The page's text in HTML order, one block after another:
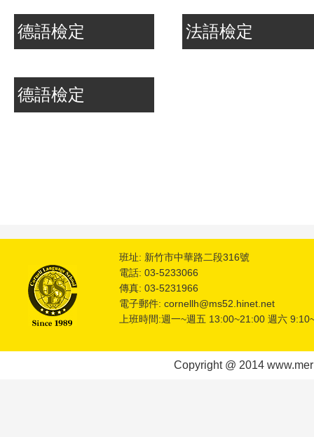
德語檢定 法語檢定
德語檢定
班址: 新竹市中華路二段316號
電話: 03-5233066
傳真: 03-5231966
電子郵件: cornellh@ms52.hinet.net
上班時間:週一~週五 13:00~21:00 週六
Copyright @ 2014